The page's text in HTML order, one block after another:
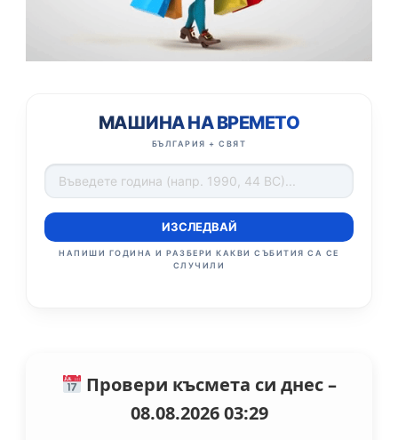
МАШИНА НА ВРЕМЕТО
БЪЛГАРИЯ + СВЯТ
ИЗСЛЕДВАЙ
НАПИШИ ГОДИНА И РАЗБЕРИ КАКВИ СЪБИТИЯ СА СЕ
СЛУЧИЛИ
Провери късмета си днес –
08.08.2026 03:29